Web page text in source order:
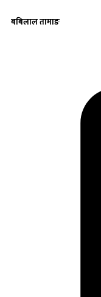
बबिलाल तामाङ